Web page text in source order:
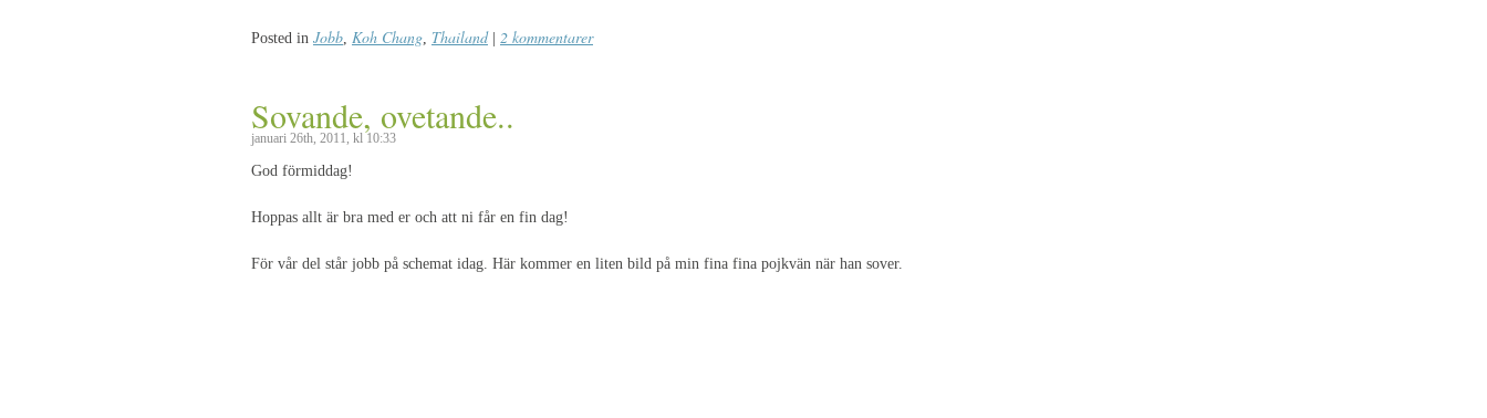
Posted in Jobb, Koh Chang, Thailand 2 kommentarer
Sovande, ovetande..
januari 26th, 2011, kl 10:33
God förmiddag!
Hoppas allt är bra med er och att ni får en fin dag!
För vår del står jobb på schemat idag. Här kommer en liten bild på min fina fina pojkvän när han sover.